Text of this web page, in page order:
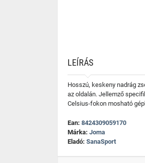
LEÍRÁS
Hosszú, keskeny nadrág
az oldalán. Jellemző
Celsius-fokon mosható
Ean: 8424309059170
Márka: Joma
Eladó: SanaSport